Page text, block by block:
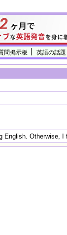
問掲示板 英語の話題
English. Otherwise, I